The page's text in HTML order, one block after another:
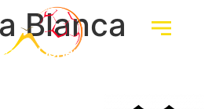
Blanca